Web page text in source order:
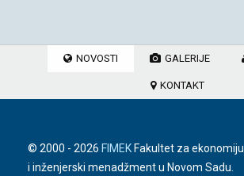
NOVOSTI GALERIJE
KONTAKT
© 2000 - 2026 FIMEK Fakultet za ekonomiju
i inženjerski menadžment u Novom Sadu.